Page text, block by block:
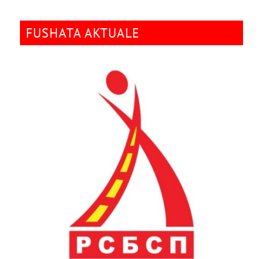
FUSHATA AKTUALE